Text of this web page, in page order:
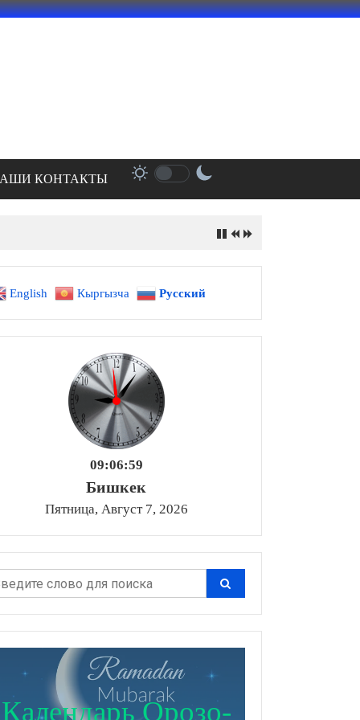
КОНТАКТЫ
English Кыргызча Русский
09:07:00
Бишкек
Пятница, Август 7, 2026
Календарь Орозо-